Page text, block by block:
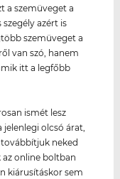
a szemüveget a
szegély azért is
szemüveget a
van szó, hanem
itt a legfőbb
ismét lesz
olcsó árat,
neked
online boltban
kiárusításkor sem